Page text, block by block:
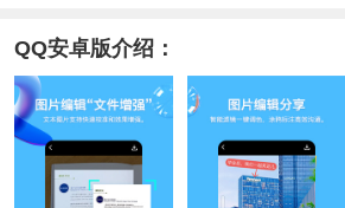
QQ安卓版介绍：